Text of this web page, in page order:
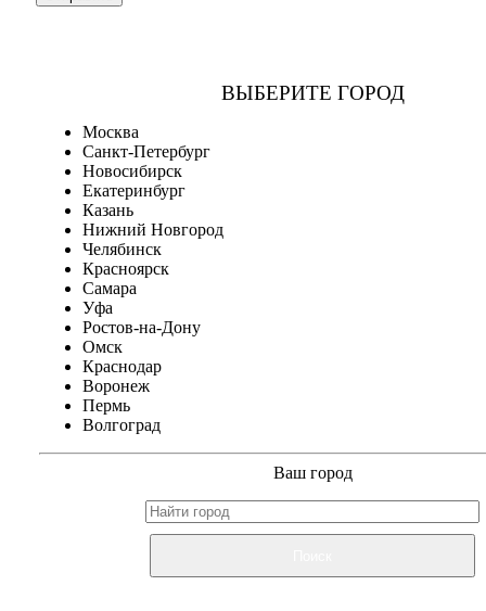
ВЫБЕРИТЕ ГОРОД
Москва
Санкт-Петербург
Новосибирск
Екатеринбург
Казань
Нижний Новгород
Челябинск
Красноярск
Самара
Уфа
Ростов-на-Дону
Омск
Краснодар
Воронеж
Пермь
Волгоград
Ваш город